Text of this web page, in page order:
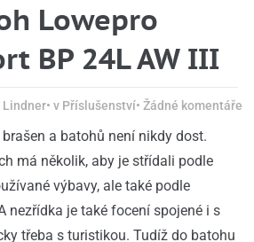
Lowepro
BP 24L AW III
Lindner• v Příslušenství• Žádné komentáře
a batohů není nikdy dost.
má několik, aby je střídali podle
výbavy, ale také podle
nezřídka je také focení spojené i s
třeba s turistikou. Tudíž do batohu